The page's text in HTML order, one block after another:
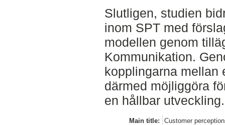
Slutligen, studien
inom SPT med
modellen genom
Kommunikation.
kopplingarna mellan
därmed möjliggöra
en hållbar utveckling.
Main title:
Customer